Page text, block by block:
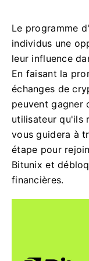
Le programme
individus une
leur influence
En faisant la
échanges de
peuvent gagner
utilisateur qu'ils
vous guidera à
étape pour
Bitunix et
financières.